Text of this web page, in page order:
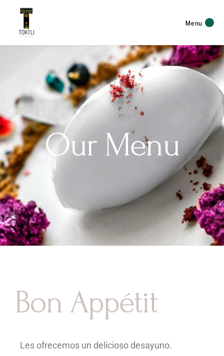
Menu
Our Menu
Bon Appétit
Les ofrecemos un delicioso desayuno.